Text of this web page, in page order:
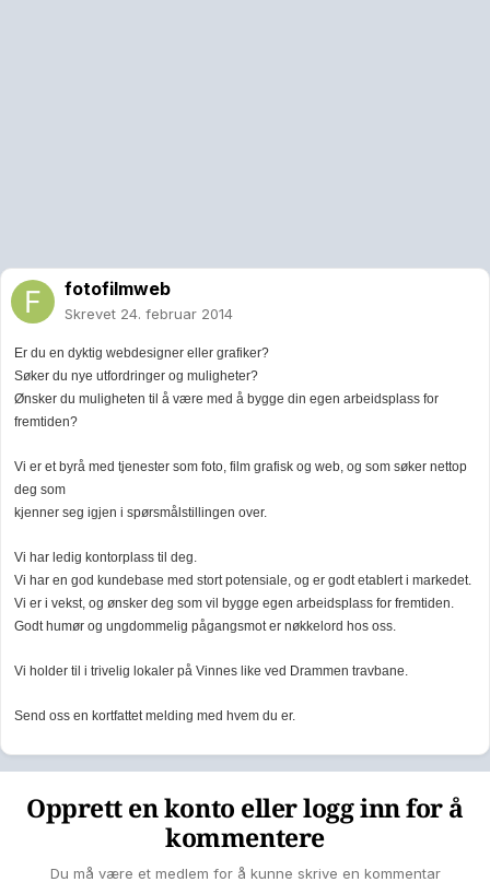
fotofilmweb
Skrevet 24. februar 2014
Er du en dyktig webdesigner eller grafiker?
Søker du nye utfordringer og muligheter?
Ønsker du muligheten til å være med å bygge din egen arbeidsplass for
fremtiden?
Vi er et byrå med tjenester som foto, film grafisk og web, og som søker nettop
deg som
kjenner seg igjen i spørsmålstillingen over.
Vi har ledig kontorplass til deg.
Vi har en god kundebase med stort potensiale, og er godt etablert i markedet.
Vi er i vekst, og ønsker deg som vil bygge egen arbeidsplass for fremtiden.
Godt humør og ungdommelig pågangsmot er nøkkelord hos oss.
Vi holder til i trivelig lokaler på Vinnes like ved Drammen travbane.
Send oss en kortfattet melding med hvem du er.
Opprett en konto eller logg inn for å
kommentere
Du må være et medlem for å kunne skrive en kommentar